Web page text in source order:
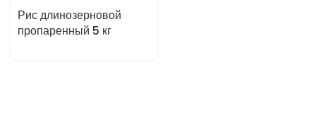
Рис длинозерновой
пропаренный 5 кг